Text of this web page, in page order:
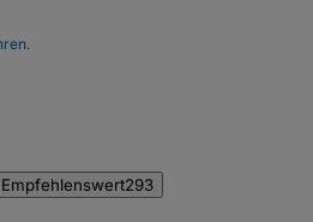
293